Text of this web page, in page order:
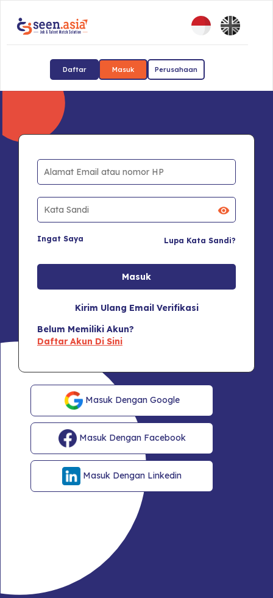
Daftar Masuk Perusahaan
Ingat Saya Lupa Kata Sandi?
Kirim Ulang Email Verifikasi
Belum Memiliki Akun?
Daftar Akun Di Sini
Masuk Dengan Google
Masuk Dengan Facebook
Masuk Dengan Linkedin